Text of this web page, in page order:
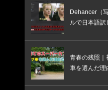
Dehancer（
ルで日本語訳
青春の残照｜
車を選んだ理